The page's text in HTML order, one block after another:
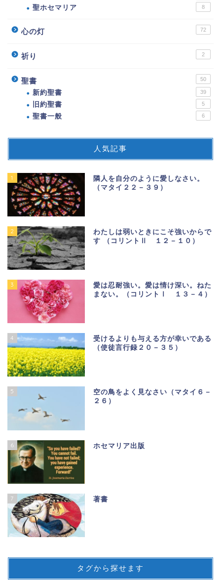
聖ホセマリア 8
心の灯 72
祈り 2
聖書 50
新約聖書 39
旧約聖書 5
聖書一般 6
人気記事
1
隣人を自分のように愛しなさい。
（マタイ２２－３９）
2
わたしは弱いときにこそ強いからで
す （コリントⅡ １２－１０）
3
愛は忍耐強い。愛は情け深い。ねた
まない。（コリントⅠ １３－４）
4
受けるよりも与える方が幸いである
（使徒言行録２０－３５）
5
空の鳥をよく見なさい（マタイ６－
２６）
6 ホセマリア出版
7 著書
タグから探せます